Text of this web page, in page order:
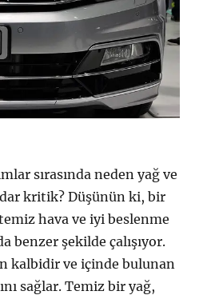
sırasında neden yağ ve
kritik? Düşünün ki, bir
hava ve iyi beslenme
benzer şekilde çalışıyor.
kalbidir ve içinde bulunan
sağlar. Temiz bir yağ,